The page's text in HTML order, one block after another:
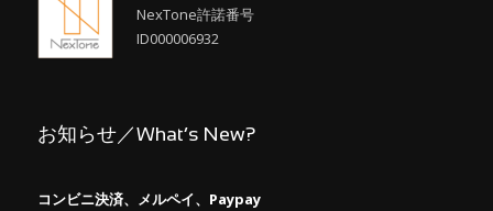
NexTone許諾番号
ID000006932
お知らせ／What’s New?
コンビニ決済、メルペイ、Paypay